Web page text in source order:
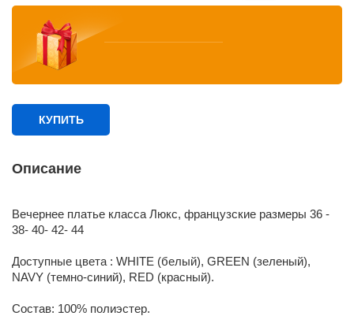
КУПИТЬ
Описание
Вечернее платье класса Люкс, французские размеры 36 -
38- 40- 42- 44
Доступные цвета : WHITE (белый), GREEN (зеленый),
NAVY (темно-синий), RED (красный).
Состав: 100% полиэстер.